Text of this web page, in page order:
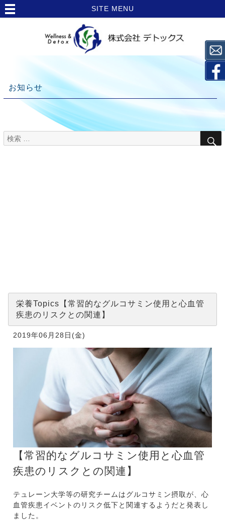
SITE MENU
お知らせ
検
索
TOP
栄養Topics【常習的なグルコサミン使用と心血管
疾患のリスクとの関連】
2019年06月28日(金)
【常習的なグルコサミン使用と心血管
疾患のリスクとの関連】
テュレーン大学等の研究チームはグルコサミン摂取が、心
血管疾患イベントのリスク低下と関連するようだと発表し
ました。